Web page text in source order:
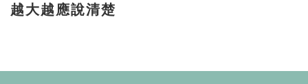
越大越應說清楚